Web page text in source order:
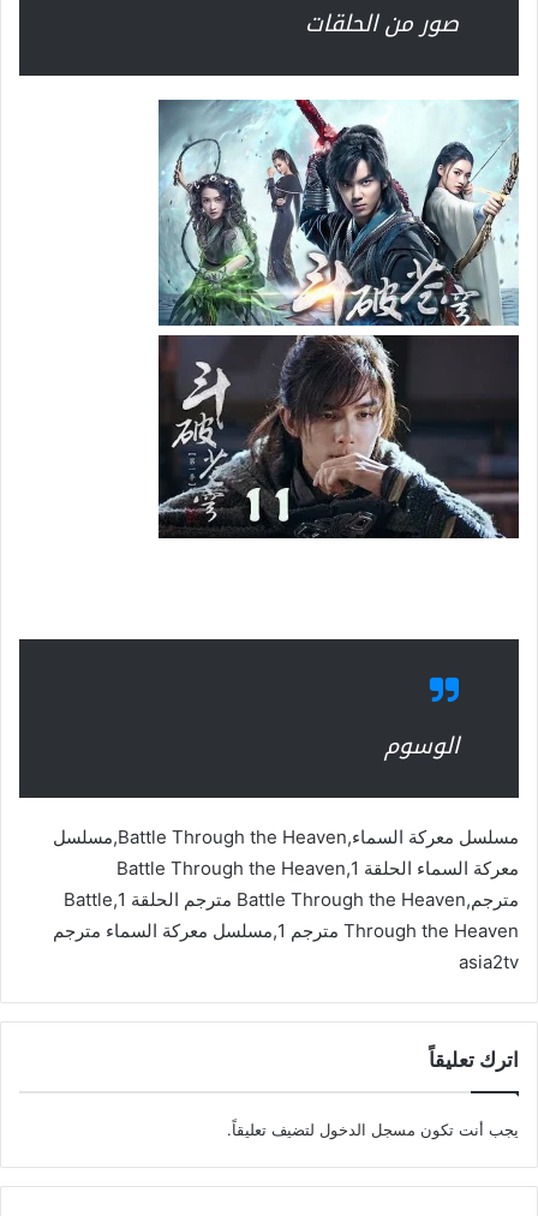
صور من الحلقات
الوسوم
مسلسل معركة السماء,Battle Through the Heaven,مسلسل
معركة السماء الحلقة 1,Battle Through the Heaven
مترجم,Battle Through the Heaven مترجم الحلقة 1,Battle
Through the Heaven مترجم 1,مسلسل معركة السماء مترجم
asia2tv
اترك تعليقاً
يجب أنت تكون مسجل الدخول لتضيف تعليقاً.